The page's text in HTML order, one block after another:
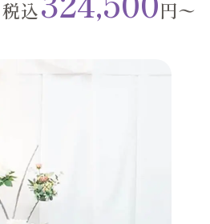
税込 円〜